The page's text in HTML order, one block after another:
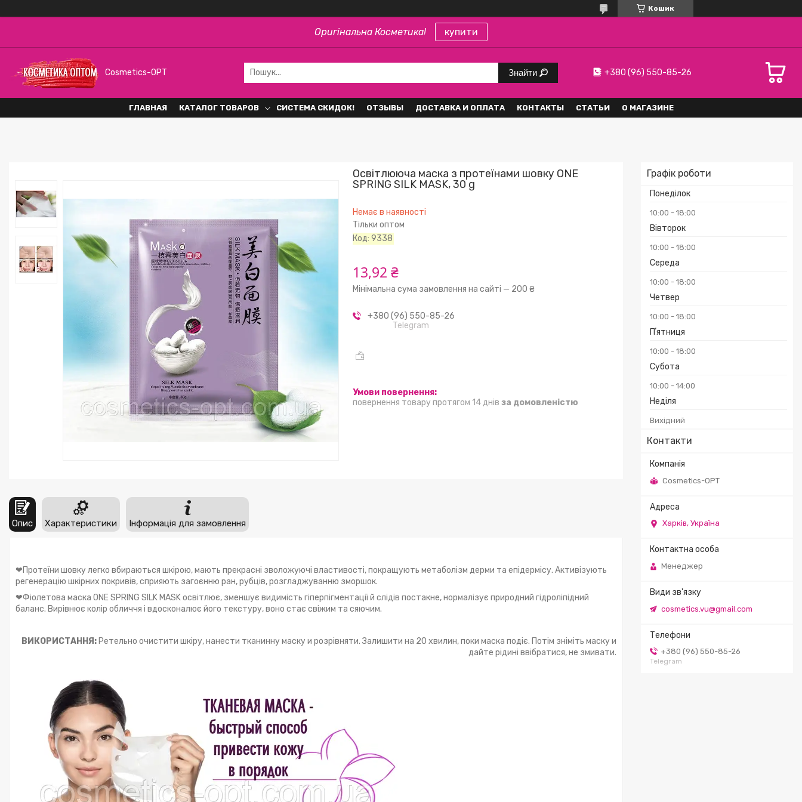
Кошик
Оригінальна Косметика! купити
Cosmetics-OPT Знайти +380 (96) 550-85-26
ГЛАВНАЯ КАТАЛОГ ТОВАРОВ СИСТЕМА СКИДОК! ОТЗЫВЫ ДОСТАВКА И ОПЛАТА КОНТАКТЫ СТАТЬИ О МАГАЗИНЕ
Графік роботи
Понеділок
10:00 18:00
Вівторок
10:00 18:00
Середа
10:00 18:00
Четвер
10:00 18:00
Пʼятниця
10:00 18:00
Субота
10:00 14:00
Неділя
Вихідний
Контакти
Cosmetics-OPT
Харків, Україна
Менеджер
cosmetics.vu@gmail.com
+380 (96) 550-85-26
Telegram
Освітлююча маска з протеїнами шовку ONE
SPRING SILK MASK, 30 g
Немає в наявності
Тільки оптом
Код:9338
13,92 ₴
Мінімальна сума замовлення на сайті — 200 ₴
+380 (96) 550-85-26
Telegram
повернення товару протягом 14 днів за домовленістю
Опис Характеристики Інформація для замовлення
❤Протеїни шовку легко вбираються шкірою, мають прекрасні зволожуючі властивості, покращують метаболізм дерми та епідермісу. Активізують
регенерацію шкірних покривів, сприяють загоєнню ран, рубців, розгладжуванню зморшок.
❤Фіолетова маска ONE SPRING SILK MASK освітлює, зменшує видимість гіперпігментації й слідів постакне, нормалізує природний гідроліпідний
баланс. Вирівнює колір обличчя і вдосконалює його текстуру, воно стає свіжим та сяючим.
ВИКОРИСТАННЯ : Ретельно очистити шкіру, нанести тканинну маску и розрівняти. Залишити на 20 хвилин, поки маска подіє. Потім зніміть маску и
дайте рідині ввібратися, не змивати.